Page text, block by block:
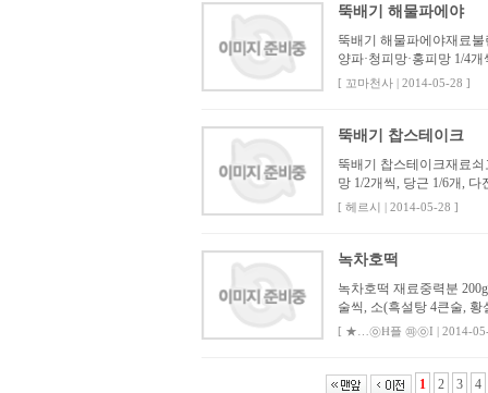
뚝배기 해물파에야
뚝배기 해물파에야재료
양파·청피망·홍피망 1/4
[ 꼬마천사 | 2014-05-28 ]
뚝배기 찹스테이크
뚝배기 찹스테이크재료쇠
망 1/2개씩, 당근 1/6개,
[ 헤르시 | 2014-05-28 ]
녹차호떡
녹차호떡 재료중력분
술씩, 소(흑설탕 4큰술,
[ ★…㉧Ħ플 ㉺㉧I | 2014-
1 2 3 4